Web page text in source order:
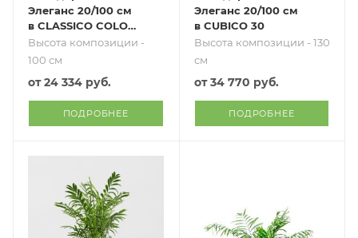
Элеганс 20/100 см
в CLASSICO COLOR
28
Высота композиции -
100 см
от24 334 руб.
ПОДРОБНЕЕ
Элеганс 20/100 см
в CUBICO 30
Высота композиции - 130
см
от34 770 руб.
ПОДРОБНЕЕ